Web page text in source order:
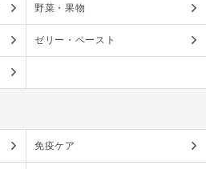
野菜・果物
ゼリー・ペースト
免疫ケア